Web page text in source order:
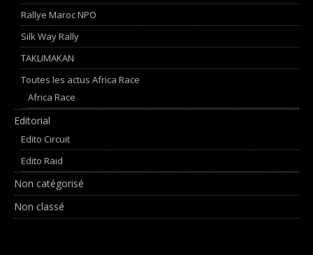
Rallye Maroc NPO
Silk Way Rally
TAKLIMAKAN
Toutes les actus Africa Race
Africa Race
Editorial
Edito Circuit
Edito Raid
Non catégorisé
Non classé